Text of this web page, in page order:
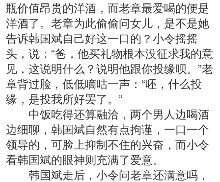
瓶价值昂贵的洋酒，而老章最爱喝的便是
洋酒了。老章为此偷偷问女儿，是不是她
告诉韩国斌自己好这一口的？小令摇摇
头，说：“爸，他买礼物根本没征求我的意
见，这说明什么？说明他跟你投缘呗。”老
章背过脸，低低嘀咕一声：“呸，什么投
缘，是投我所好罢了。”
中饭吃得还算融洽，两个男人边喝酒
边细聊，韩国斌自然有点拘谨，一口一个
领导的，可脸上抑制不住的兴奋，而小令
看韩国斌的眼神则充满了爱意。
韩国斌走后，小令问老章还满意吗，